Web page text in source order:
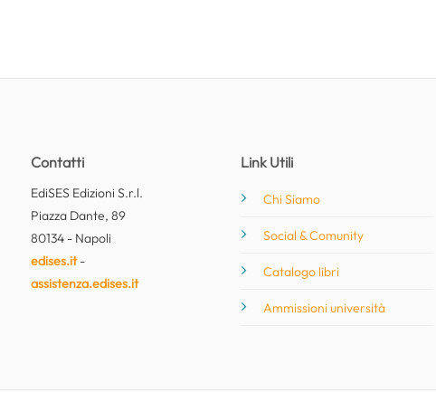
Contatti
EdiSES Edizioni S.r.l.
Piazza Dante, 89
80134 - Napoli
edises.it-
assistenza.edises.it
Link Utili
Chi Siamo
Social & Comunity
Catalogo libri
Ammissioni università